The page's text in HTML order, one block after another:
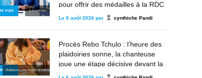
94 VUES © WIKIPÉDIA
pour offrir des médailles à la RDC
Le 6 août 2026 par cynthiche Pandi
99 VUES
© AGENCE CONGOLAISE DE PRESSE
Procès Rebo Tchulo : l’heure des
plaidoiries sonne, la chanteuse
joue une étape décisive devant la
justice militaire